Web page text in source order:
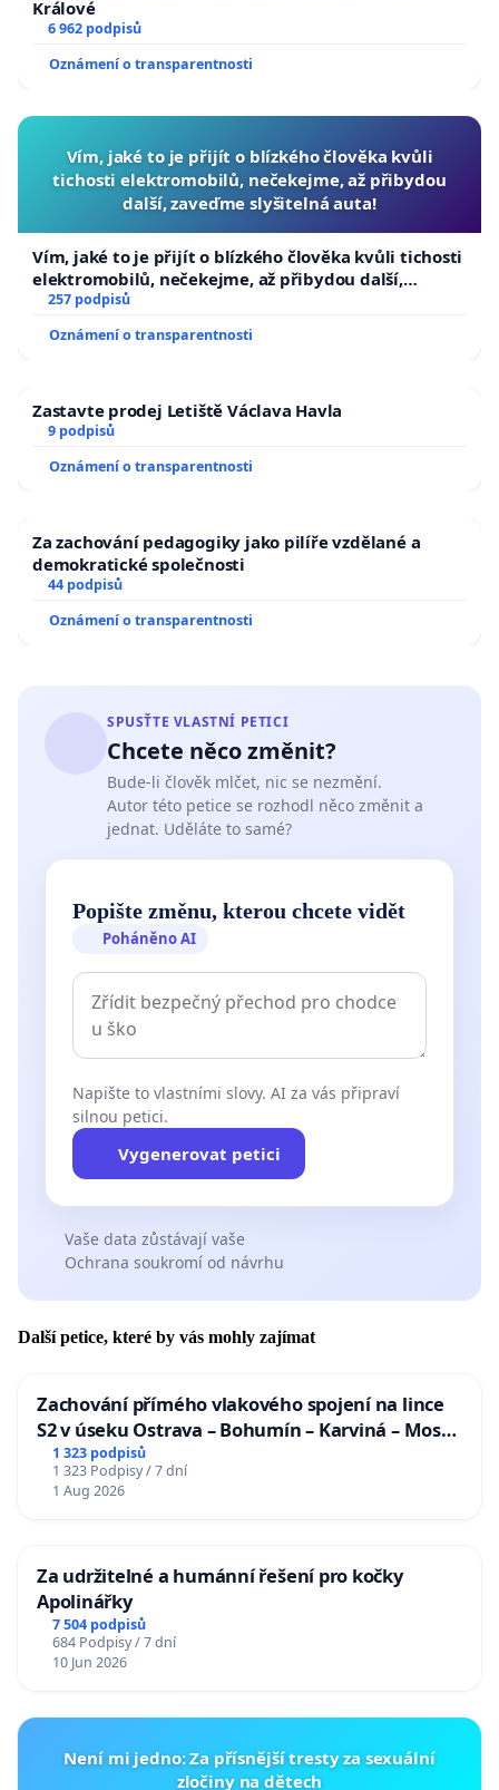
Králové
6 962 podpisů
Oznámení o transparentnosti
Vím, jaké to je přijít o blízkého člověka kvůli
tichosti elektromobilů, nečekejme, až přibydou
další, zaveďme slyšitelná auta!
Vím, jaké to je přijít o blízkého člověka kvůli tichosti
elektromobilů, nečekejme, až přibydou další,
zaveďme slyšitelná auta!
257 podpisů
Oznámení o transparentnosti
Zastavte prodej Letiště Václava Havla
9 podpisů
Oznámení o transparentnosti
Za zachování pedagogiky jako pilíře vzdělané a
demokratické společnosti
44 podpisů
Oznámení o transparentnosti
SPUSŤTE VLASTNÍ PETICI
Chcete něco změnit?
Bude-li člověk mlčet, nic se nezmění.
Autor této petice se rozhodl něco změnit a
jednat. Uděláte to samé?
Popište změnu, kterou chcete vidět
Poháněno AI
Napište to vlastními slovy. AI za vás připraví
silnou petici.
Vygenerovat petici
Vaše data zůstávají vaše
Ochrana soukromí od návrhu
Další petice, které by vás mohly zajímat
Zachování přímého vlakového spojení na lince
S2 v úseku Ostrava – Bohumín – Karviná – Mosty
u Jablunkova
1 323 podpisů
1 323 Podpisy / 7 dní
1 Aug 2026
Za udržitelné a humánní řešení pro kočky
Apolinářky
7 504 podpisů
684 Podpisy / 7 dní
10 Jun 2026
Není mi jedno: Za přísnější tresty za sexuální
zločiny na dětech